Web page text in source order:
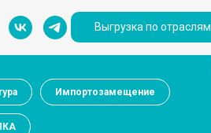
Выгрузка по отраслям
Импортозамещение